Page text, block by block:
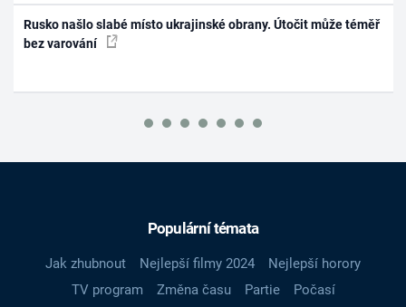
Rusko našlo slabé místo ukrajinské obrany. Útočit může téměř
bez varování
Populární témata
Jak zhubnout Nejlepší filmy 2024
Nejlepší horory
TV program
Změna času Partie
Počasí